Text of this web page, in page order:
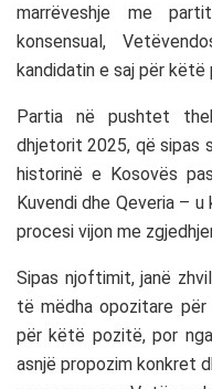
marrëveshje me
konsensual,
kandidatin e saj për këtë
Partia në pushtet
dhjetorit 2025, që sipas
historinë e Kosovës
Kuvendi dhe Qeveria –
procesi vijon me
Sipas njoftimit, janë
të mëdha opozitare
për këtë pozitë, por
asnjë propozim konkret